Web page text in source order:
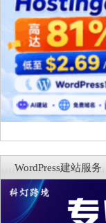
WordPress建站服务